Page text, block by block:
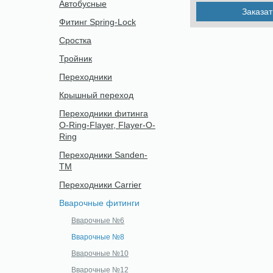
Автобусные
Фитинг Spring-Lock
Сростка
Тройник
Переходники
Крышный переход
Переходники фитинга
O-Ring-Flayer, Flayer-O-
Ring
Переходники Sanden-
TM
Переходники Carrier
Вварочные фитинги
Вварочные №6
Вварочные №8
Вварочные №10
Вварочные №12